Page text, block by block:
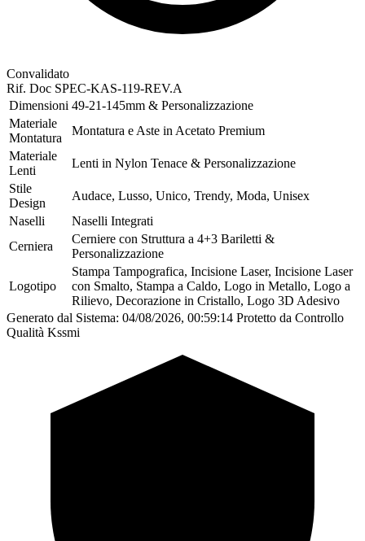
Convalidato
Rif. Doc SPEC-KAS-119-REV.A
Dimensioni 49-21-145mm & Personalizzazione
Materiale
Montatura
Montatura e Aste in Acetato Premium
Materiale
Lenti
Lenti in Nylon Tenace & Personalizzazione
Stile
Design
Audace, Lusso, Unico, Trendy, Moda, Unisex
Naselli
Naselli Integrati
Cerniera
Cerniere con Struttura a 4+3 Bariletti &
Personalizzazione
Logotipo
Stampa Tampografica, Incisione Laser, Incisione Laser
con Smalto, Stampa a Caldo, Logo in Metallo, Logo a
Rilievo, Decorazione in Cristallo, Logo 3D Adesivo
Generato dal Sistema: 04/08/2026, 00:59:14 Protetto da Controllo
Qualità Kssmi